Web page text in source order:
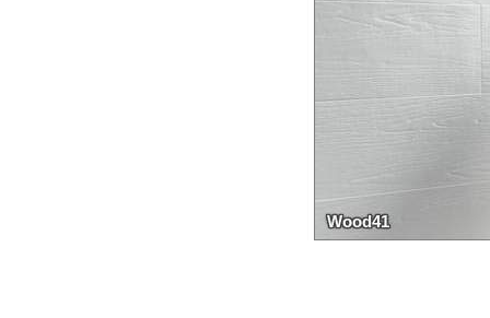
Wood41